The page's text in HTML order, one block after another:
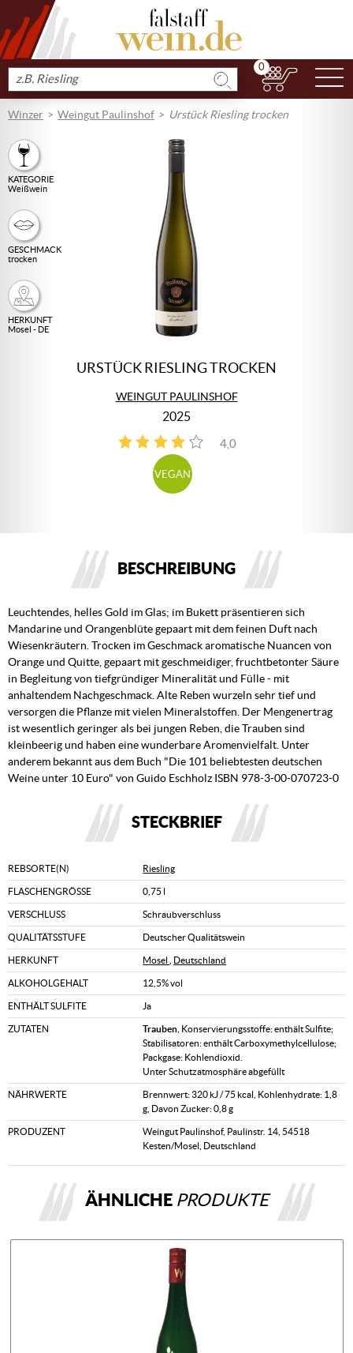
Produkt
suchen
0
Winzer Weingut Paulinshof Urstück Riesling trocken
KATEGORIE
Weißwein
GESCHMACK
trocken
HERKUNFT
Mosel - DE
URSTÜCK RIESLING TROCKEN
WEINGUT PAULINSHOF
2025
4,0
3
VEGAN
BESCHREIBUNG
Leuchtendes, helles Gold im Glas; im Bukett präsentieren sich
Mandarine und Orangenblüte gepaart mit dem feinen Duft nach
Wiesenkräutern. Trocken im Geschmack aromatische Nuancen von
Orange und Quitte, gepaart mit geschmeidiger, fruchtbetonter Säure
in Begleitung von tiefgründiger Mineralität und Fülle - mit
anhaltendem Nachgeschmack. Alte Reben wurzeln sehr tief und
versorgen die Pflanze mit vielen Mineralstoffen. Der Mengenertrag
ist wesentlich geringer als bei jungen Reben, die Trauben sind
kleinbeerig und haben eine wunderbare Aromenvielfalt. Unter
anderem bekannt aus dem Buch "Die 101 beliebtesten deutschen
Weine unter 10 Euro" von Guido Eschholz ISBN 978-3-00-070723-0
STECKBRIEF
REBSORTE(N) Riesling
FLASCHENGRÖSSE 0,75 l
VERSCHLUSS Schraubverschluss
QUALITÄTSSTUFE Deutscher Qualitätswein
HERKUNFT Mosel Deutschland
ALKOHOLGEHALT 12,5% vol
ENTHÄLT SULFITE Ja
ZUTATEN Trauben , Konservierungsstoffe: enthält Sulfite;
Stabilisatoren: enthält Carboxymethylcellulose;
Packgase: Kohlendioxid.
Unter Schutzatmosphäre abgefüllt
NÄHRWERTE
Brennwert: 320 kJ / 75 kcal, Kohlenhydrate: 1,8
g, Davon Zucker: 0,8 g
PRODUZENT
Weingut Paulinshof, Paulinstr. 14, 54518
Kesten/Mosel, Deutschland
ÄHNLICHE PRODUKTE